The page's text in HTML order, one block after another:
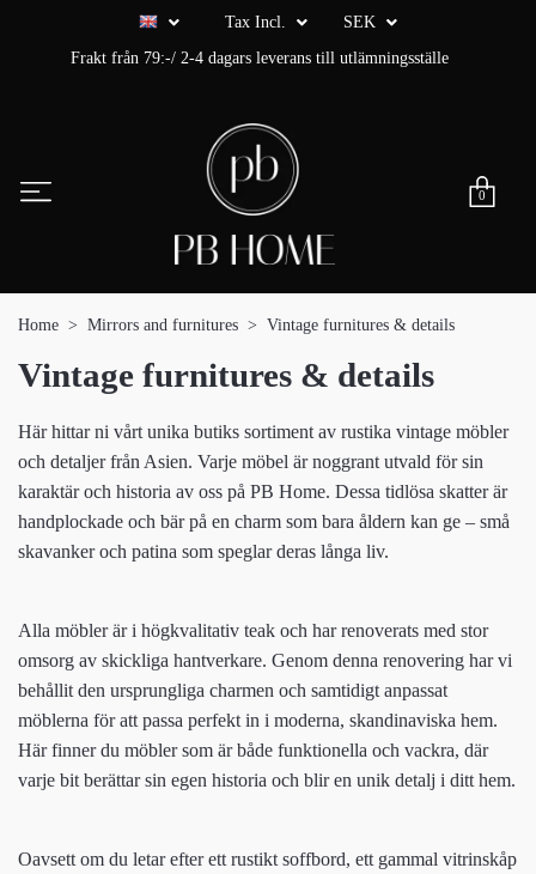
Tax Incl.
SEK
Frakt från 79:-/ 2-4 dagars leverans till utlämningsställe
0
Home Mirrors and furnitures Vintage furnitures & details
Vintage furnitures & details
Här hittar ni vårt unika butiks sortiment av rustika vintage möbler
och detaljer från Asien. Varje möbel är noggrant utvald för sin
karaktär och historia av oss på PB Home. Dessa tidlösa skatter är
handplockade och bär på en charm som bara åldern kan ge – små
skavanker och patina som speglar deras långa liv.
Alla möbler är i högkvalitativ teak och har renoverats med stor
omsorg av skickliga hantverkare. Genom denna renovering har vi
behållit den ursprungliga charmen och samtidigt anpassat
möblerna för att passa perfekt in i moderna, skandinaviska hem.
Här finner du möbler som är både funktionella och vackra, där
varje bit berättar sin egen historia och blir en unik detalj i ditt hem.
Oavsett om du letar efter ett rustikt soffbord, ett gammal vitrinskåp